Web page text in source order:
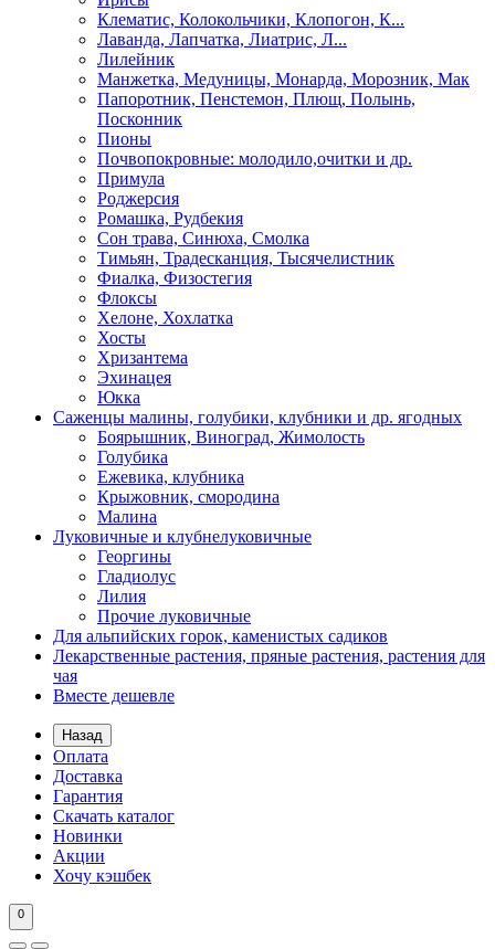
Клематис, Колокольчики, Клопогон, К...
Лаванда, Лапчатка, Лиатрис, Л...
Лилейник
Манжетка, Медуницы, Монарда, Морозник, Мак
Папоротник, Пенстемон, Плющ, Полынь,
Посконник
Пионы
Почвопокровные: молодило,очитки и др.
Примула
Роджерсия
Ромашка, Рудбекия
Сон трава, Синюха, Смолка
Тимьян, Традесканция, Тысячелистник
Фиалка, Физостегия
Флоксы
Хелоне, Хохлатка
Хосты
Хризантема
Эхинацея
Юкка
Саженцы малины, голубики, клубники и др. ягодных
Боярышник, Виноград, Жимолость
Голубика
Ежевика, клубника
Крыжовник, смородина
Малина
Луковичные и клубнелуковичные
Георгины
Гладиолус
Лилия
Прочие луковичные
Для альпийских горок, каменистых садиков
Лекарственные растения, пряные растения, растения для
чая
Вместе дешевле
Назад
Оплата
Доставка
Гарантия
Скачать каталог
Новинки
Акции
Хочу кэшбек
0